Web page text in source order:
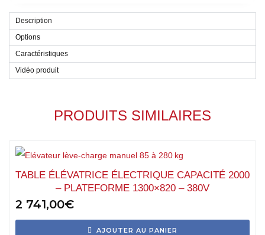
Description
Options
Caractéristiques
Vidéo produit
PRODUITS SIMILAIRES
TABLE ÉLÉVATRICE ÉLECTRIQUE CAPACITÉ 2000
– PLATEFORME 1300×820 – 380V
2 741,00€
AJOUTER AU PANIER